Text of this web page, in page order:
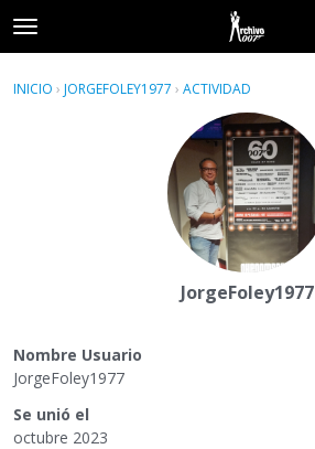
t
o
gAcceder · Registrarse
INICIO › JORGEFOLEY1977 › ACTIVIDAD
JorgeFoley1977
Nombre Usuario
JorgeFoley1977
Se unió el
octubre 2023